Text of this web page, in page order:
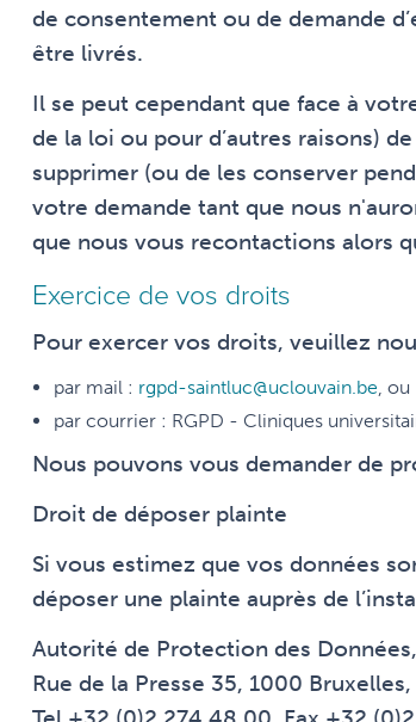
de consentement ou de demande
être livrés.
Il se peut cependant que face à
de la loi ou pour d’autres raisons)
supprimer (ou de les conserver
votre demande tant que nous
que nous vous recontactions alors
Exercice de vos droits
Pour exercer vos droits, veuillez
par mail : rgpd-saintluc@uclouvain.be, ou
par courrier : RGPD - Cliniques
Nous pouvons vous demander de
Droit de déposer plainte
Si vous estimez que vos données
déposer une plainte auprès de
Autorité de Protection des Données,
Rue de la Presse 35, 1000 Bruxelles,